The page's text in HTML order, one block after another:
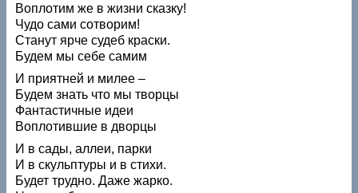
Воплотим же в жизни сказку!
Чудо сами сотворим!
Станут ярче судеб краски.
Будем мы себе самим
И приятней и милее –
Будем знать что мы творцы
Фантастичные идеи
Воплотившие в дворцы
И в сады, аллеи, парки
И в скульптуры и в стихи.
Будет трудно. Даже жарко.